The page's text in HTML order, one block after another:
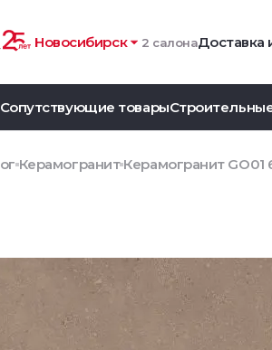
Новосибирск 2 салонаДоставка
Сопутствующие товары
Керамогранит Керамогранит